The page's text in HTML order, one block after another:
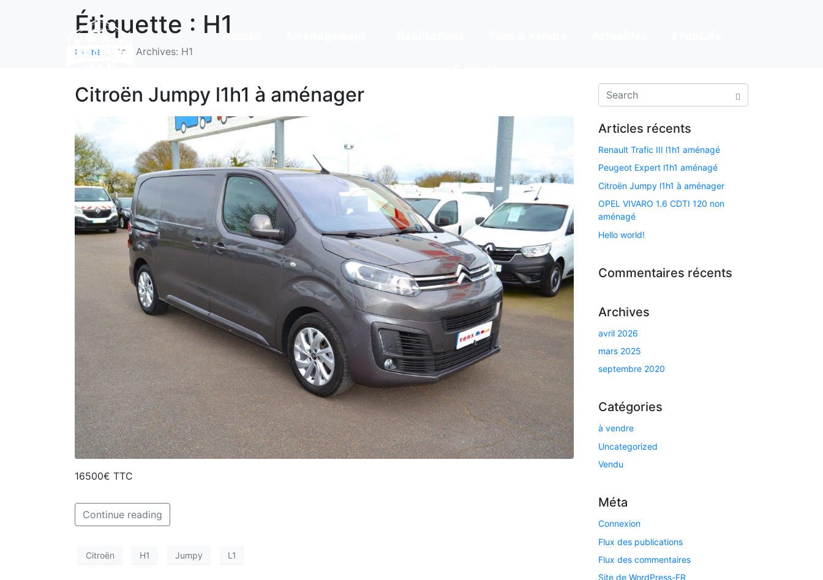
Accueil
Étiquette : H1
Home Tag Archives: H1
Citroën Jumpy l1h1 à aménager
16500€ TTC
Continue reading
Citroën H1 Jumpy L1
Articles récents
Renault Trafic III l1h1 aménagé
Peugeot Expert l1h1 aménagé
Citroën Jumpy l1h1 à aménager
OPEL VIVARO 1.6 CDTI 120 non
aménagé​
Hello world!
Commentaires récents
Archives
avril 2026
mars 2025
septembre 2020
Catégories
à vendre
Uncategorized
Vendu
Méta
Connexion
Flux des publications
Flux des commentaires
Site de WordPress-FR